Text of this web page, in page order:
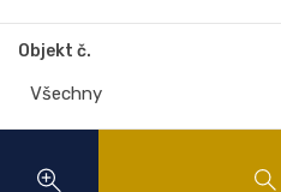
Objekt č.